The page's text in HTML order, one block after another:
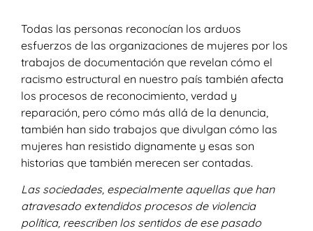
Todas las personas reconocían los arduos
esfuerzos de las organizaciones de mujeres por los
trabajos de documentación que revelan cómo el
racismo estructural en nuestro país también afecta
los procesos de reconocimiento, verdad y
reparación, pero cómo más allá de la denuncia,
también han sido trabajos que divulgan cómo las
mujeres han resistido dignamente y esas son
historias que también merecen ser contadas.
Las sociedades, especialmente aquellas que han
atravesado extendidos procesos de violencia
política, reescriben los sentidos de ese pasado